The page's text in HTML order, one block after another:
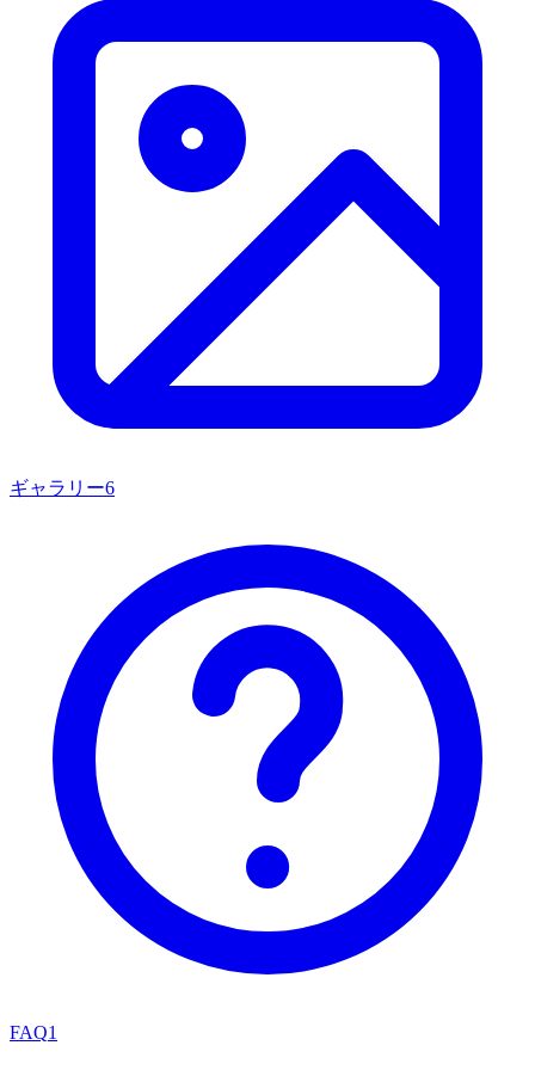
ギャラリー6
FAQ1